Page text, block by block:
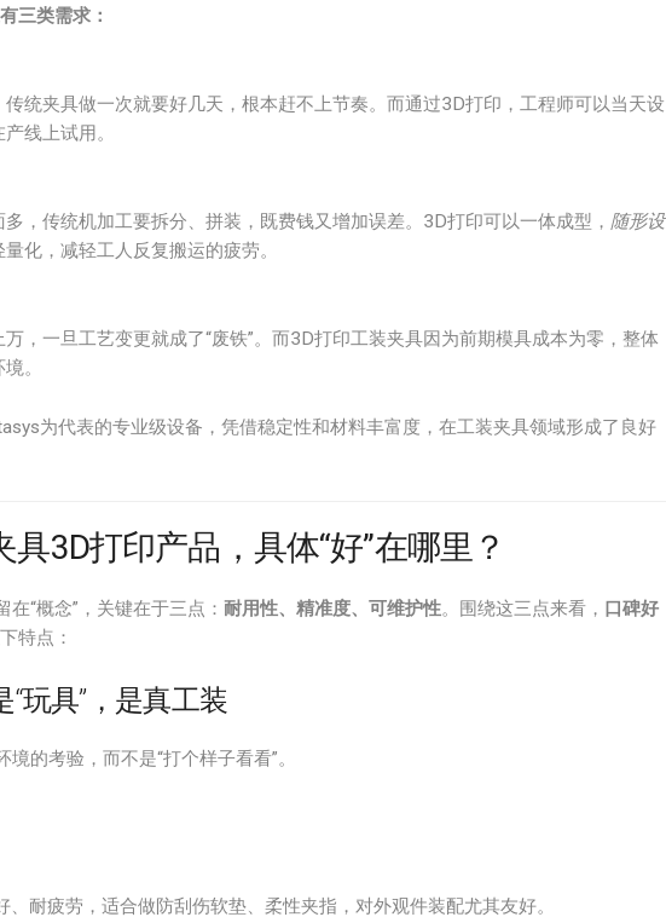
三类需求：
统夹具做一次就要好几天，根本赶不上节奏。而通过3D打印，工程师可以当天设
线上试用。
，传统机加工要拆分、拼装，既费钱又增加误差。3D打印可以一体成型， 随形设
化，减轻工人反复搬运的疲劳。
，一旦工艺变更就成了“废铁”。而3D打印工装夹具因为前期模具成本为零，整体
。
为代表的专业级设备，凭借稳定性和材料丰富度，在工装夹具领域形成了良好
3D打印产品，具体“好”在哪里？
“概念”，关键在于三点： 耐用性、精准度、可维护性。围绕这三点来看， 口碑好
特点：
玩具”，是真工装
的考验，而不是“打个样子看看”。
、耐疲劳，适合做防刮伤软垫、柔性夹指，对外观件装配尤其友好。